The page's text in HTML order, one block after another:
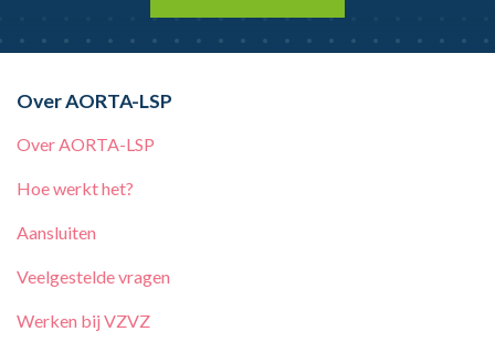
Over AORTA-LSP
Over AORTA-LSP
Hoe werkt het?
Aansluiten
Veelgestelde vragen
Werken bij VZVZ